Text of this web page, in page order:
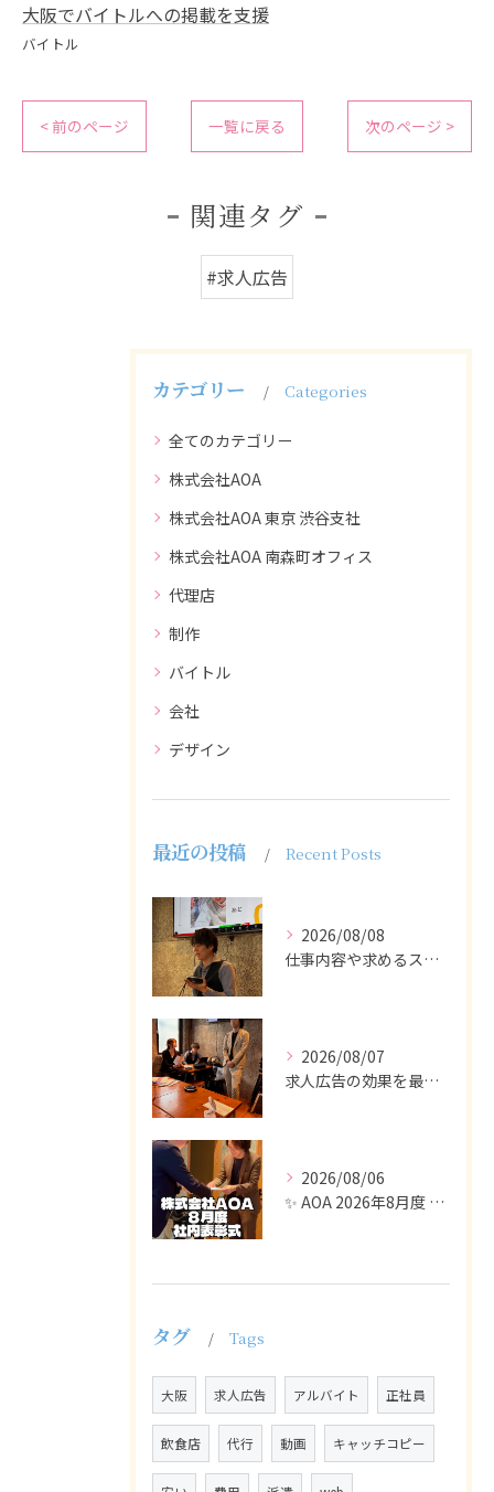
大阪でバイトルへの掲載を支援
バイトル
< 前のページ 一覧に戻る 次のページ >
関連タグ
#求人広告
カテゴリー Categories
全てのカテゴリー
株式会社AOA
株式会社AOA 東京 渋谷支社
株式会社AOA 南森町オフィス
代理店
制作
バイトル
会社
デザイン
最近の投稿 Recent Posts
2026/08/08
仕事内容や求めるスキルを明確にし、ターゲット層に響くメッセー...
2026/08/07
求人広告の効果を最大化するために最も重要なのは、掲載タイミン...
2026/08/06
✨ AOA 2026年8月度 表彰式レポート ✨
タグ Tags
大阪 求人広告 アルバイト 正社員
飲食店 代行 動画 キャッチコピー